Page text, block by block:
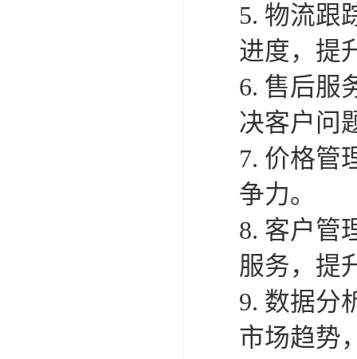
5. 物流跟
进度，提
6. 售后服
决客户问
7. 价格管
争力。
8. 客户管
服务，提
9. 数据分
市场趋势